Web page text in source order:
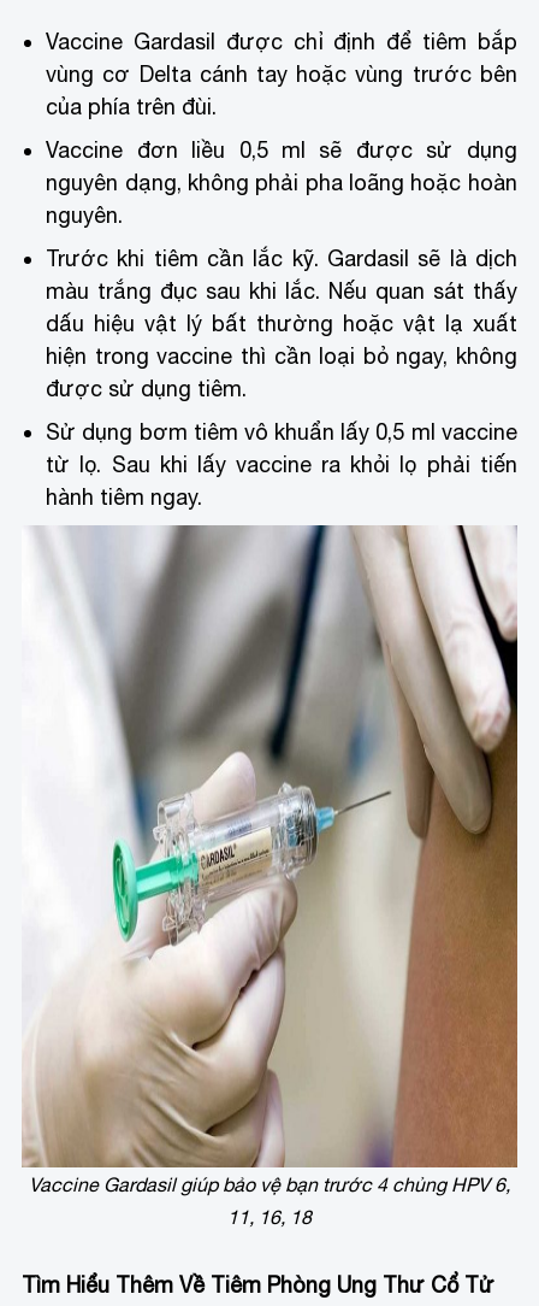
Vaccine Gardasil được chỉ định để tiêm bắp
vùng cơ Delta cánh tay hoặc vùng trước bên
của phía trên đùi.
Vaccine đơn liều 0,5 ml sẽ được sử dụng
nguyên dạng, không phải pha loãng hoặc hoàn
nguyên.
Trước khi tiêm cần lắc kỹ. Gardasil sẽ là dịch
màu trắng đục sau khi lắc. Nếu quan sát thấy
dấu hiệu vật lý bất thường hoặc vật lạ xuất
hiện trong vaccine thì cần loại bỏ ngay, không
được sử dụng tiêm.
Sử dụng bơm tiêm vô khuẩn lấy 0,5 ml vaccine
từ lọ. Sau khi lấy vaccine ra khỏi lọ phải tiến
hành tiêm ngay.
Vaccine Gardasil giúp bảo vệ bạn trước 4 chủng HPV 6,
11, 16, 18
Tìm Hiểu Thêm Về Tiêm Phòng Ung Thư Cổ Tử